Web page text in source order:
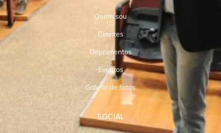
Quem sou
Clientes
Depoimentos
Eventos
Galeria de fotos
SOCIAL